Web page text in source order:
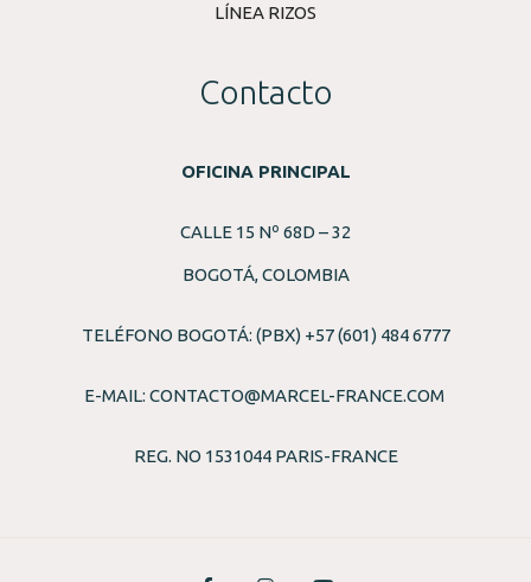
LÍNEA RIZOS
Contacto
OFICINA PRINCIPAL
CALLE 15 Nº 68D – 32
BOGOTÁ, COLOMBIA
TELÉFONO BOGOTÁ: (PBX) +57 (601) 484 6777
E-MAIL: CONTACTO@MARCEL-FRANCE.COM
REG. NO 1531044 PARIS-FRANCE